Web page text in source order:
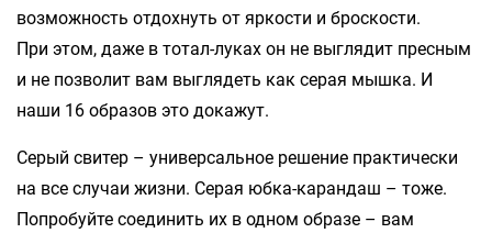
возможность отдохнуть от яркости и броскости.
При этом, даже в тотал-луках он не выглядит пресным
и не позволит вам выглядеть как серая мышка. И
наши 16 образов это докажут.
Серый свитер – универсальное решение практически
на все случаи жизни. Серая юбка-карандаш – тоже.
Попробуйте соединить их в одном образе – вам